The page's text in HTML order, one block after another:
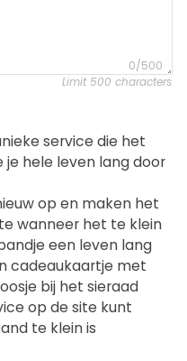
OPGEMETEN
0/500
Limit 500 characters
service die het
hele leven lang door
op en maken het
wanneer het te klein
een leven lang
cadeaukaartje met
bij het sieraad
op de site kunt
te klein is